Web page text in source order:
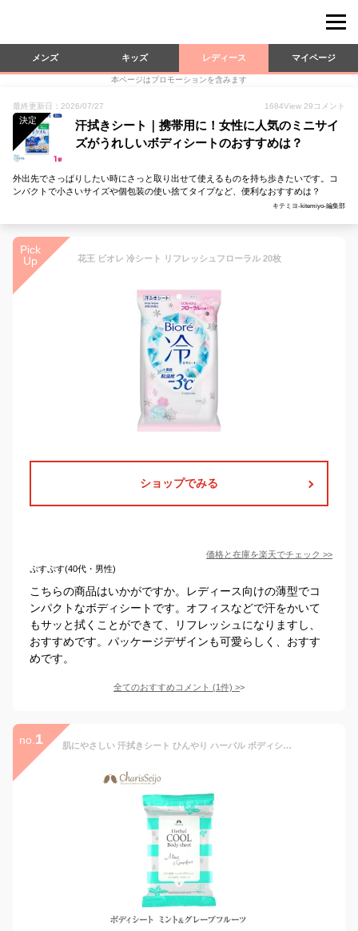
メンズ キッズ レディース マイページ
本ページはプロモーションを含みます
最終更新日：2026/07/27 1684View 29 コメント
決定
汗拭きシート｜携帯用に！女性に人気のミニサイ
ズがうれしいボディシートのおすすめは？
外出先でさっぱりしたい時にさっと取り出せて使えるものを持ち歩きたいです。コ
ンパクトで小さいサイズや個包装の使い捨てタイプなど、便利なおすすめは？
キテミヨ-kitemiyo-編集部
Pick
Up
花王 ビオレ 冷シート リフレッシュフローラル 20枚
ショップでみる
価格と在庫を楽天でチェック >>
ぷすぷす(40代・男性)
こちらの商品はいかがですか。レディース向けの薄型でコ
ンパクトなボディシートです。オフィスなどで汗をかいて
もサッと拭くことができて、リフレッシュになりますし、
おすすめです。パッケージデザインも可愛らしく、おすす
めです。
全てのおすすめコメント (1件) >
no. 1 肌にやさしい 汗拭きシート ひんやり ハーバル ボディシート ボディ用 体用 汗ふきシート グレープフルーツ ミント カリス成城 カキタンニン 柿渋 からだ ボディ レディース メンズ 夏 春 汗 ギフト プレゼント デオドラント シート 美スト 美st